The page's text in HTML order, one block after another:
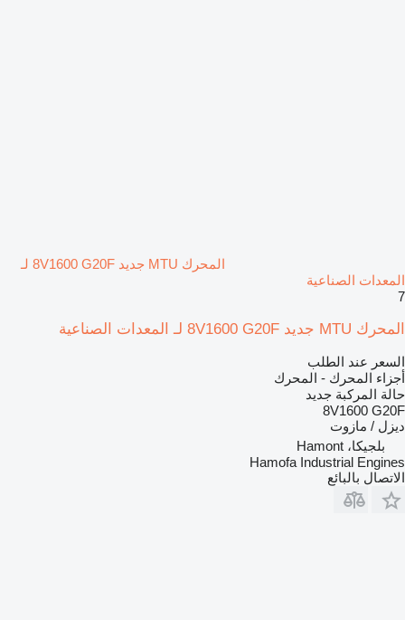
المحرك MTU جديد 8V1600 G20F لـ
المعدات الصناعية
7
المحرك MTU جديد 8V1600 G20F لـ المعدات الصناعية
السعر عند الطلب
أجزاء المحرك - المحرك
حالة المركبة جديد
8V1600 G20F
ديزل / مازوت
بلجيكا، Hamont
Hamofa Industrial Engines
الاتصال بالبائع